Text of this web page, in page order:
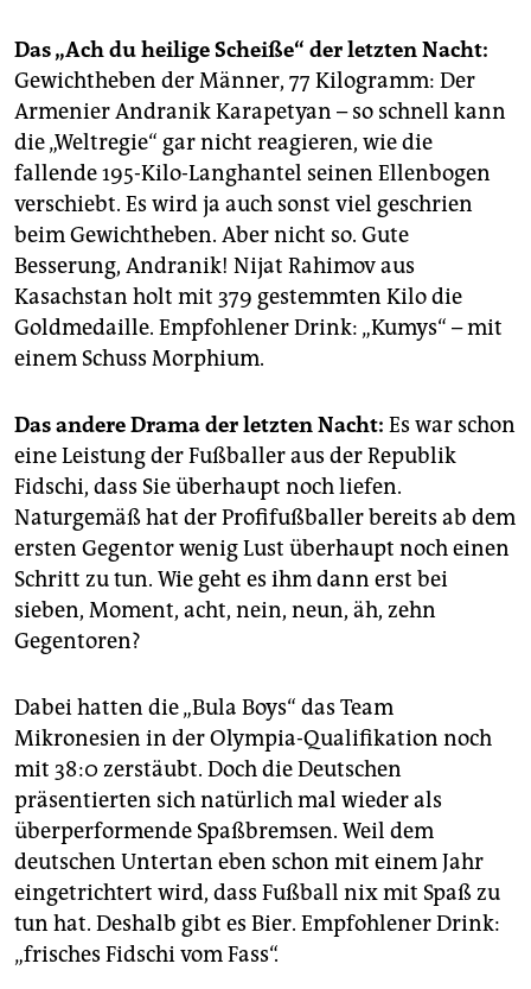
Das „Ach du heilige Scheiße“ der letzten Nacht:
Gewichtheben der Männer, 77 Kilogramm: Der
Armenier Andranik Karapetyan – so schnell kann
die „Weltregie“ gar nicht reagieren, wie die
fallende 195-Kilo-Langhantel seinen Ellenbogen
verschiebt. Es wird ja auch sonst viel geschrien
beim Gewichtheben. Aber nicht so. Gute
Besserung, Andranik! Nijat Rahimov aus
Kasachstan holt mit 379 gestemmten Kilo die
Goldmedaille. Empfohlener Drink: „Kumys“ – mit
einem Schuss Morphium.
Das andere Drama der letzten Nacht: Es war schon
eine Leistung der Fußballer aus der Republik
Fidschi, dass Sie überhaupt noch liefen.
Naturgemäß hat der Profifußballer bereits ab dem
ersten Gegentor wenig Lust überhaupt noch einen
Schritt zu tun. Wie geht es ihm dann erst bei
sieben, Moment, acht, nein, neun, äh, zehn
Gegentoren?
Dabei hatten die „Bula Boys“ das Team
Mikronesien in der Olympia-Qualifikation noch
mit 38:0 zerstäubt. Doch die Deutschen
präsentierten sich natürlich mal wieder als
überperformende Spaßbremsen. Weil dem
deutschen Untertan eben schon mit einem Jahr
eingetrichtert wird, dass Fußball nix mit Spaß zu
tun hat. Deshalb gibt es Bier. Empfohlener Drink:
„frisches Fidschi vom Fass“.